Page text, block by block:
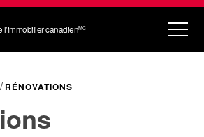
l’immobilier canadienMC
RÉNOVATIONS